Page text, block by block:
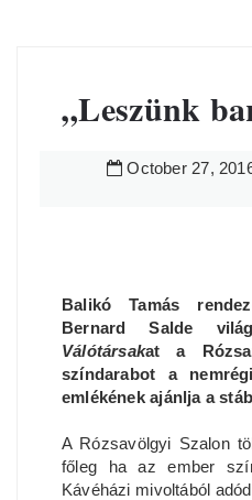
„Leszünk
October 27,
Balikó Tamás
Bernard Salde
Válótársakat a
színdarabot a
emlékének ajánlja a
A Rózsavölgyi Szalon
főleg ha az ember
Kávéházi mivoltából